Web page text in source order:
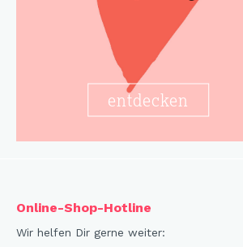
entdecken
Online-Shop-Hotline
Wir helfen Dir gerne weiter: